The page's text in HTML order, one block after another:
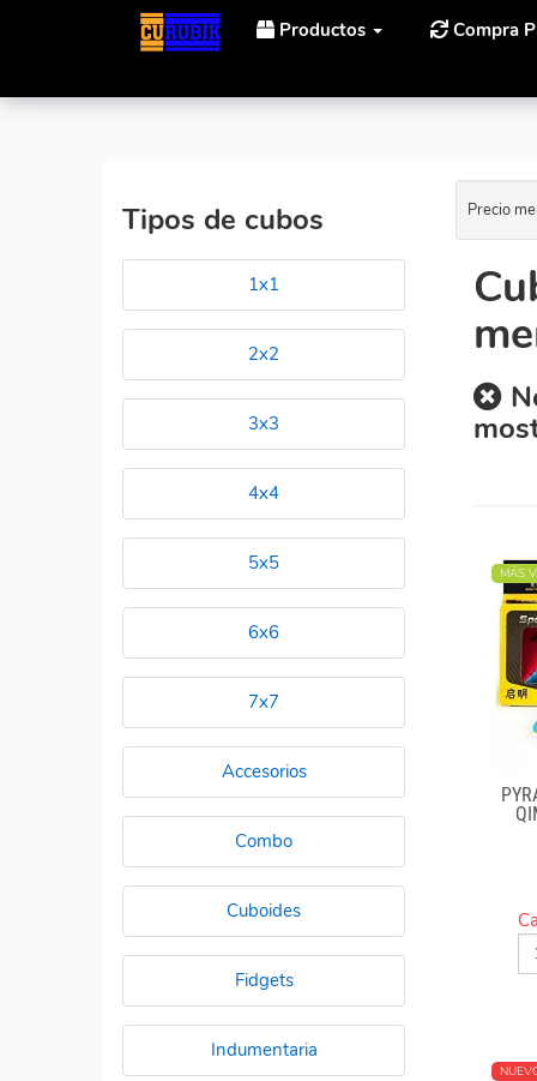
Productos Compra
Tipos de cubos
1x1
2x2
3x3
4x4
5x5
6x6
7x7
Accesorios
Combo
Cuboides
Fidgets
Indumentaria
Precio
MÁS